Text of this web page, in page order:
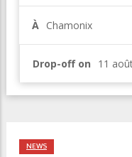
À Chamonix
Drop-off on
NEWS